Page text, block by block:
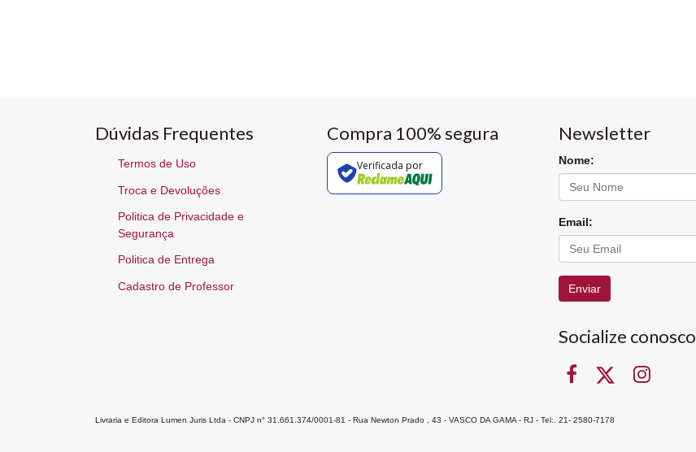
Dúvidas Frequentes
Termos de Uso
Troca e Devoluções
Politica de Privacidade e
Segurança
Politica de Entrega
Cadastro de Professor
Compra 100% segura
Verificada por
Newsletter
Nome:
Email:
Enviar
Socialize conosco
Livraria e Editora Lumen Juris Ltda - CNPJ n° 31.661.374/0001-81 - Rua Newton Prado , 43 - VASCO DA GAMA - RJ - Tel:. 21- 2580-7178